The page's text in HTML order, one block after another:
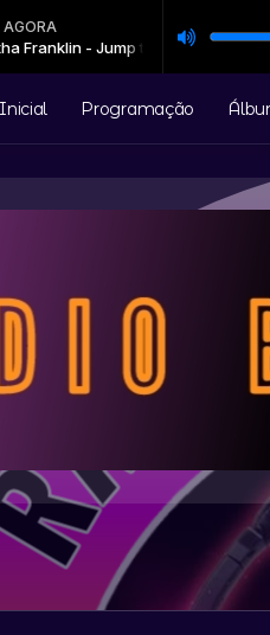
- Jump to it
CLÁSSICOS DE TODOS OS TEMPOS
Programação